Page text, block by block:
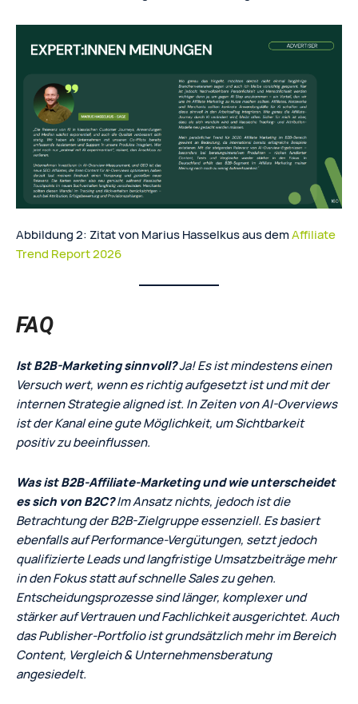
Abbildung 2: Zitat von Marius Hasselkus aus demAffiliate
Trend Report 2026
FAQ
Ist B2B-Marketing sinnvoll?Ja! Es ist mindestens einen
Versuch wert, wenn es richtig aufgesetzt ist und mit der
internen Strategie aligned ist. In Zeiten von AI-Overviews
ist der Kanal eine gute Möglichkeit, um Sichtbarkeit
positiv zu beeinflussen.
Was ist B2B‑Affiliate‑Marketing und wie unterscheidet
es sich von B2C?Im Ansatz nichts, jedoch ist die
Betrachtung der B2B-Zielgruppe essenziell. Es basiert
ebenfalls auf Performance-Vergütungen, setzt jedoch
qualifizierte Leads und langfristige Umsatzbeiträge mehr
in den Fokus statt auf schnelle Sales zu gehen.
Entscheidungsprozesse sind länger, komplexer und
stärker auf Vertrauen und Fachlichkeit ausgerichtet. Auch
das Publisher-Portfolio ist grundsätzlich mehr im Bereich
Content, Vergleich & Unternehmensberatung
angesiedelt.